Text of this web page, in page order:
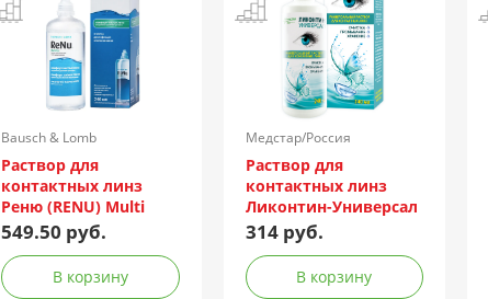
Bausch & Lomb
Incorporated/Италия
Раствор для
контактных линз
Реню (RENU) Multi
Plus 240мл +
контейнер
549.50 руб.
В корзину
Медстар/Россия
Раствор для
контактных линз
Ликонтин-Универсал
240мл
314 руб.
В корзину